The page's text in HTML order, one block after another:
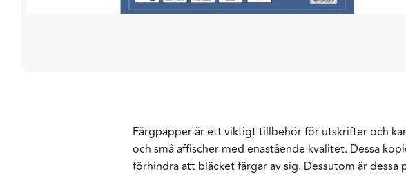
Färgpapper är ett viktigt tillbehör för utskrifter och
och små affischer med enastående kvalitet. Dessa
förhindra att bläcket färgar av sig. Dessutom är